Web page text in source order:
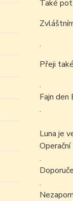
Také
.
Přeji
.
Fajn den
.
Luna je
.
.